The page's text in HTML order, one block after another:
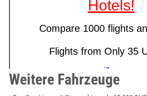
Weitere Fahrzeuge